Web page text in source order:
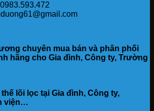
chuyên mua bán và phân phối
hãng cho Gia đình, Công ty, Trường
lõi lọc tại Gia đình, Công ty,
viện…